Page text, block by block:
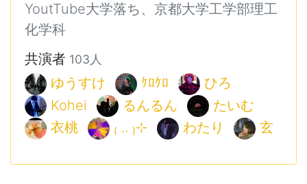
YoutTube大学落ち、京都大学工学部理工
化学科
共演者 103人
ゆうすけ ｹﾛｹﾛ
ひろ
Kohei
るんるん
たいむ
衣桃
₍ .. ₎⊹ わたり 玄